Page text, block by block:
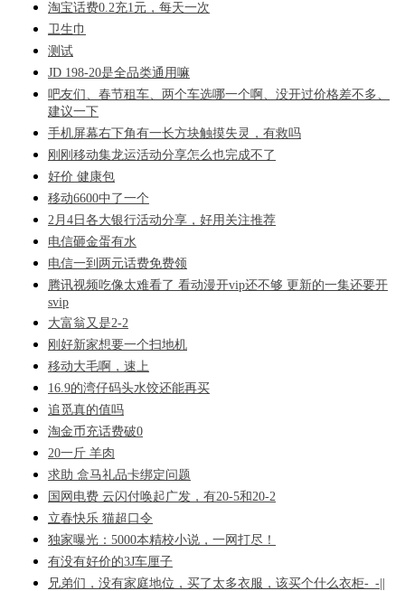
淘宝话费0.2充1元，每天一次
卫生巾
测试
JD 198-20是全品类通用嘛
吧友们、春节租车、两个车选哪一个啊、没开过价格差不多、
建议一下
手机屏幕右下角有一长方块触摸失灵，有救吗
刚刚移动集龙运活动分享怎么也完成不了
好价 健康包
移动6600中了一个
2月4日各大银行活动分享，好用关注推荐
电信砸金蛋有水
电信一到两元话费免费领
腾讯视频吃像太难看了 看动漫开vip还不够 更新的一集还要开
svip
大富翁又是2-2
刚好新家想要一个扫地机
移动大毛啊，速上
16.9的湾仔码头水饺还能再买
追觅真的值吗
淘金币充话费破0
20一斤 羊肉
求助 盒马礼品卡绑定问题
国网电费 云闪付唤起广发，有20-5和20-2
立春快乐 猫超口令
独家曝光：5000本精校小说，一网打尽！
有没有好价的3J车厘子
兄弟们，没有家庭地位，买了太多衣服，该买个什么衣柜-_-||